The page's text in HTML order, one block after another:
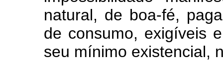
natural, de boa-fé,
de consumo, exigíveis
seu mínimo existencial,